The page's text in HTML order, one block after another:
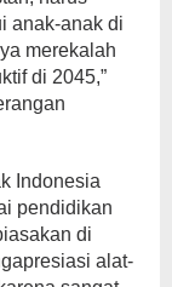
anak-anak di
merekalah
di 2045,”
Indonesia
pendidikan
di
alat-